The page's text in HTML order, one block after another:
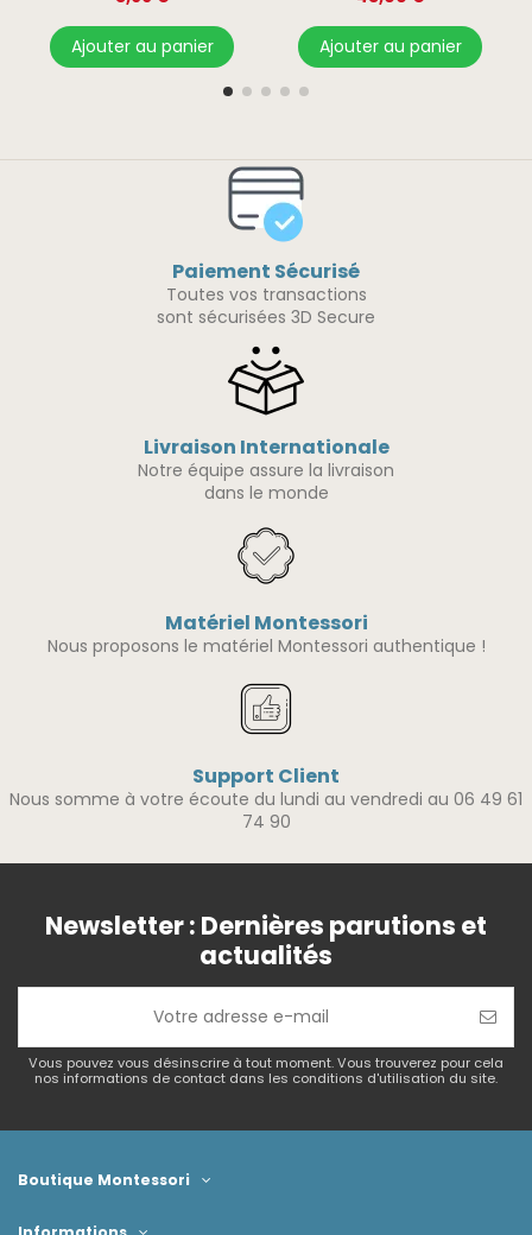
Ajouter au panier Ajouter au panier
Paiement Sécurisé
Toutes vos transactions
sont sécurisées 3D Secure
Livraison Internationale
Notre équipe assure la livraison
dans le monde
Matériel Montessori
Nous proposons le matériel Montessori authentique !
Support Client
Nous somme à votre écoute du lundi au vendredi au 06 49 61
74 90
Newsletter : Dernières parutions et
actualités
Vous pouvez vous désinscrire à tout moment. Vous trouverez pour cela
nos informations de contact dans les conditions d'utilisation du site.
Boutique Montessori